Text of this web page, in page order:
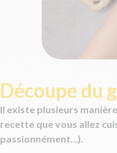
Découpe du
Il existe plusieurs
recette que vous allez
passionnément…).